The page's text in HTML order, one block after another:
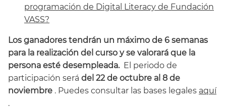
programación de Digital Literacy de Fundación
VASS?
Los ganadores tendrán un máximo de 6 semanas
para la realización del curso y se valorará que la
persona esté desempleada. El periodo de
participación será del 22 de octubre al 8 de
noviembre . Puedes consultar las bases legales aquí
.